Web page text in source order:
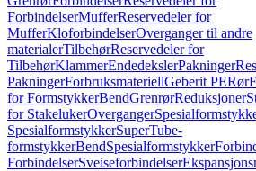
ForbindelserMufferReservedeler for
MufferKloforbindelserOverganger til andre
materialerTilbehørReservedeler for
TilbehørKlammerEndedekslerPakninger
PakningerForbruksmateriellGeberit PERør
for FormstykkerBendGrenrørReduksjoner
for StakelukerOverganger
SpesialformstykkerSuperTube-
formstykkerBendSpesialformstykker
ForbindelserSveiseforbindelser